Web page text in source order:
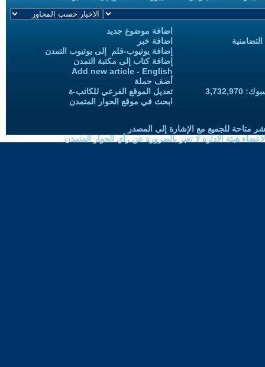
اضافة موضوع جديد
اضافة خبر
إضافة يوتيوب-فلم إلى يوتيوب التمدن
إضافة كتاب إلى مكتبة التمدن
Add new article - English
أضف حملة
تعديل الموقع الفرعي للكاتب-ة
ابحث في موقع الحوار المتمدن
متاحة للجميع مع الإشارة إلى المصدر
هيئة الادارة لا تعبر بالضرورة عن رأي الحوار المتمدن